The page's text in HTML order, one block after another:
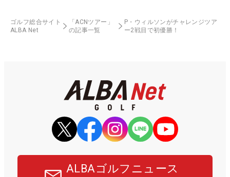
ゴルフ総合サイト
ALBA Net
「ACNツアー」
の記事一覧
P・ウィルソンがチャレンジツア
ー2戦目で初優勝！
ALBAゴルフニュース